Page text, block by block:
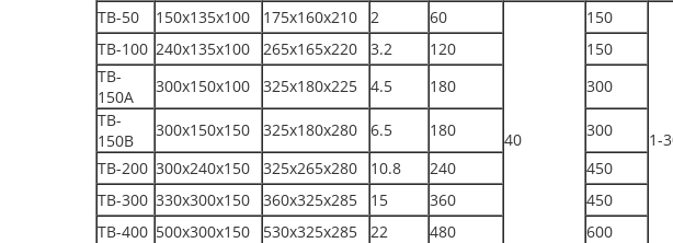
TB-50
150x135x100 175x160x210 2 60
40
150
1-
TB-100 240x135x100 265x165x220 3.2 120
150
TB-
150A
300x150x100 325x180x225 4.5 180
300
TB-
150B
300x150x150 325x180x280 6.5 180
300
TB-200 300x240x150 325x265x280 10.8 240
450
TB-300 330x300x150 360x325x285 15 360
450
TB-400 500x300x150 530x325x285 22 480
600